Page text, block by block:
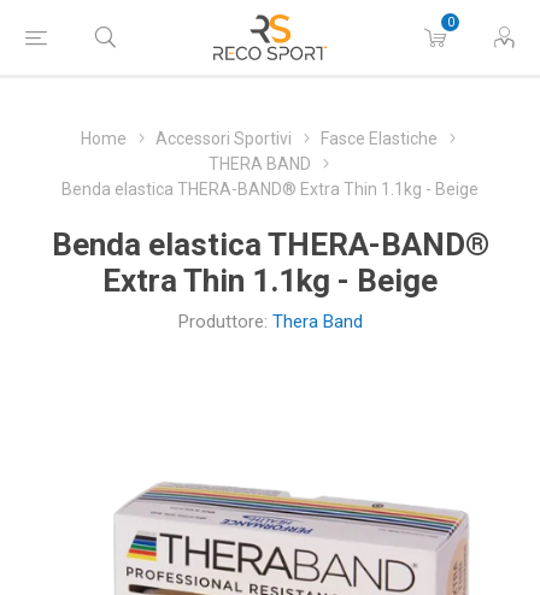
0
Home Accessori Sportivi
Fasce Elastiche
THERA BAND
Benda elastica THERA-BAND® Extra Thin 1.1kg - Beige
Benda elastica THERA-BAND®
Extra Thin 1.1kg - Beige
Produttore: Thera Band